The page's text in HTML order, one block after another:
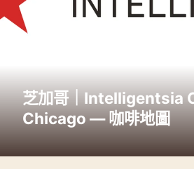
芝加哥｜Intelligentsia
Chicago — 咖啡地圖